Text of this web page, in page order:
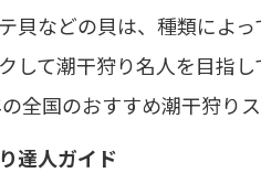
貝などの貝は、種類によ
して潮干狩り名人を目指し
全国のおすすめ潮干狩り
達人ガイド